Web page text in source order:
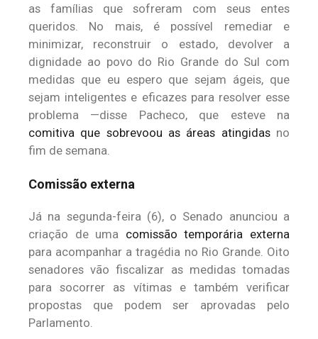
as famílias que sofreram com seus entes
queridos. No mais, é possível remediar e
minimizar, reconstruir o estado, devolver a
dignidade ao povo do Rio Grande do Sul com
medidas que eu espero que sejam ágeis, que
sejam inteligentes e eficazes para resolver esse
problema —disse Pacheco, que esteve na
comitiva que sobrevoou as áreas atingidasno
fim de semana.
Comissão externa
Já na segunda-feira (6), o Senado anunciou a
criação de uma comissão temporária externa
para acompanhar a tragédia no Rio Grande. Oito
senadores vão fiscalizar as medidas tomadas
para socorrer as vítimas e também verificar
propostas que podem ser aprovadas pelo
Parlamento.